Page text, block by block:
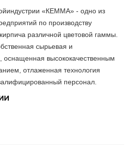
«КЕММА» - одно из
по производству
различной цветовой гаммы.
сырьевая и
оснащенная высококачественным
отлаженная технология
персонал.